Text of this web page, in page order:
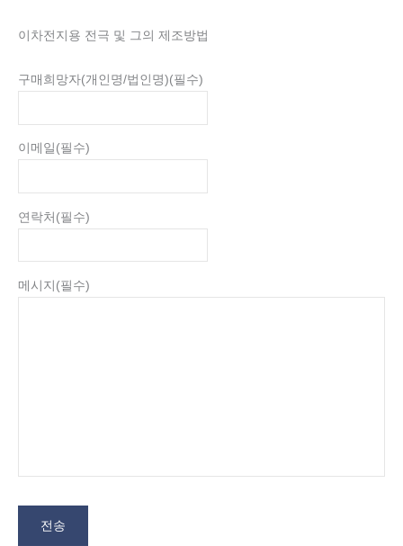
이차전지용 전극 및 그의 제조방법
구매희망자(개인명/법인명)(필수)
이메일 (필수)
연락처 (필수)
메시지 (필수)
전송